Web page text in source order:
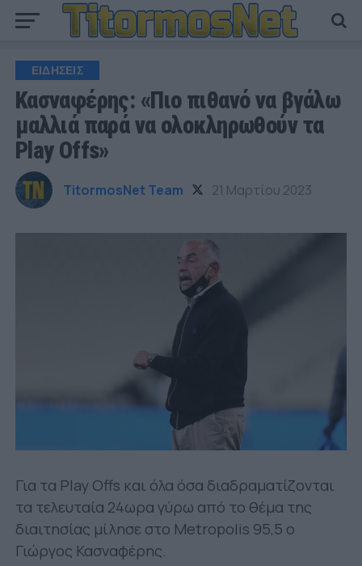
ΕΙΔΗΣΕΙΣ
Κασναφέρης: «Πιο πιθανό να βγάλω
μαλλιά παρά να ολοκληρωθούν τα
Play Offs»
TitormosNet Team 21 Μαρτίου 2023
Για τα Play Offs και όλα όσα διαδραματίζονται
τα τελευταία 24ωρα γύρω από το θέμα της
διαιτησίας μίλησε στο Metropolis 95,5 ο
Γιώργος Κασναφέρης.